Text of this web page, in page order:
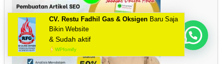
Mau Bikin Website Apa Kak?